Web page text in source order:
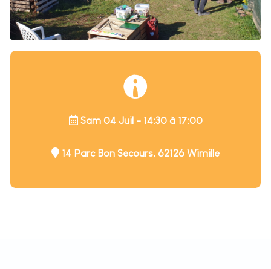
Sam 04 Juil - 14:30 à 17:00
14 Parc Bon Secours, 62126 Wimille